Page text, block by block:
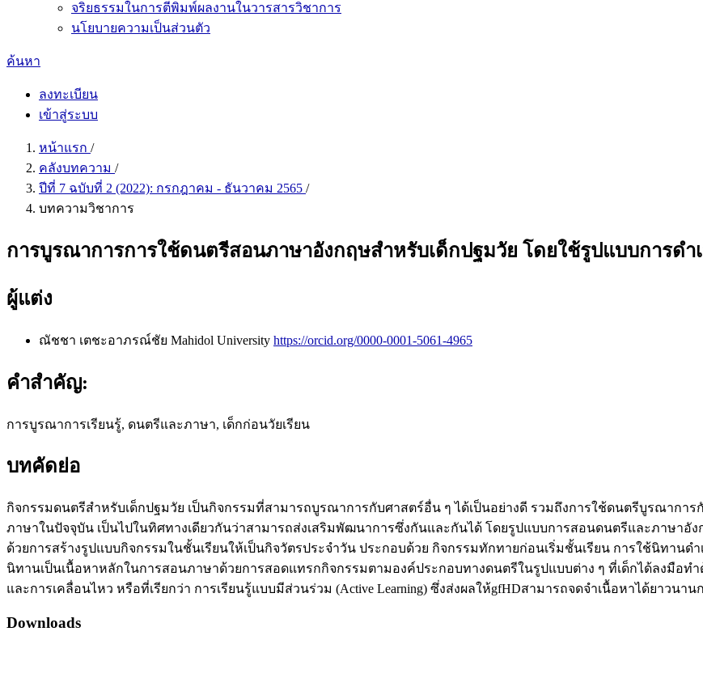
จริยธรรมในการตีพิมพ์ผลงานในวารสารวิชาการ
นโยบายความเป็นส่วนตัว
ค้นหา
ลงทะเบียน
เข้าสู่ระบบ
หน้าแรก /
คลังบทความ /
ปีที่ 7 ฉบับที่ 2 (2022): กรกฎาคม - ธันวาคม 2565 /
บทความวิชาการ
การบูรณาการการใช้ดนตรีสอนภาษาอังกฤษสำหรับเด็กปฐมวัย โดยใช้รูปแบบการดำ
ผู้แต่ง
ณัชชา เตชะอาภรณ์ชัย Mahidol University https://orcid.org/0000-0001-5061-4965
คำสำคัญ:
การบูรณาการเรียนรู้, ดนตรีและภาษา, เด็กก่อนวัยเรียน
บทคัดย่อ
กิจกรรมดนตรีสำหรับเด็กปฐมวัย เป็นกิจกรรมที่สามารถบูรณาการกับศาสตร์อื่น ๆ ได้เป็นอย่างดี รวมถึงการใช้ดนตรีบูรณากา
ภาษาในปัจจุบัน เป็นไปในทิศทางเดียวกันว่าสามารถส่งเสริมพัฒนาการซึ่งกันและกันได้ โดยรูปแบบการสอนดนตรีและภาษาอั
ด้วยการสร้างรูปแบบกิจกรรมในชั้นเรียนให้เป็นกิจวัตรประจำวัน ประกอบด้วย กิจกรรมทักทายก่อนเริ่มชั้นเรียน การใช้นิทาน
นิทานเป็นเนื้อหาหลักในการสอนภาษาด้วยการสอดแทรกกิจกรรมตามองค์ประกอบทางดนตรีในรูปแบบต่าง ๆ ที่เด็กได้ลงมือทำ
และการเคลื่อนไหว หรือที่เรียกว่า การเรียนรู้แบบมีส่วนร่วม (Active Learning) ซึ่งส่งผลให้gfHDสามารถจดจำเนื้อหาได้ยาวนาน
Downloads